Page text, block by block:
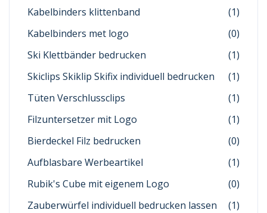
Kabelbinders klittenband
(1)
Kabelbinders met logo
(0)
Ski Klettbänder bedrucken
(1)
Skiclips Skiklip Skifix individuell bedrucken
(1)
Tüten Verschlussclips
(1)
Filzuntersetzer mit Logo
(1)
Bierdeckel Filz bedrucken
(0)
Aufblasbare Werbeartikel
(1)
Rubik's Cube mit eigenem Logo
(0)
Zauberwürfel individuell bedrucken lassen
(1)